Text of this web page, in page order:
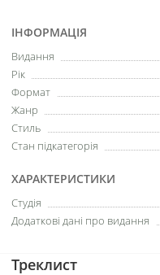
ІНФОРМАЦІЯ
Видання
Рік
Формат
Жанр
Стиль
Стан підкатегорія
ХАРАКТЕРИСТИКИ
Студія
Додаткові дані про видання
Треклист